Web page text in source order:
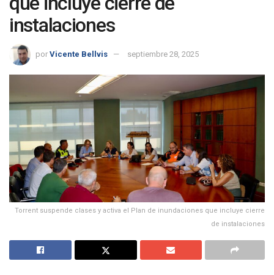
instalaciones
por Vicente Bellvis septiembre 28, 2025
Torrent suspende clases y activa el Plan de inundaciones que incluye cierre
de instalaciones